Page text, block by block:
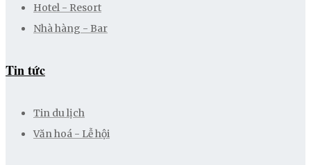
Hotel - Resort
Nhà hàng - Bar
Tin tức
Tin du lịch
Văn hoá - Lễ hội